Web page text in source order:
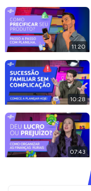
11:20
10:28
07:43